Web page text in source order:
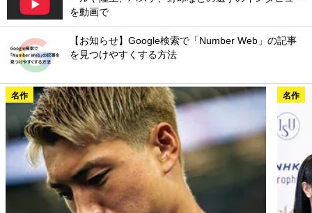
を動画で
【お知らせ】Google検索で「Number Web」の記事
を見つけやすくする方法
名作 名作